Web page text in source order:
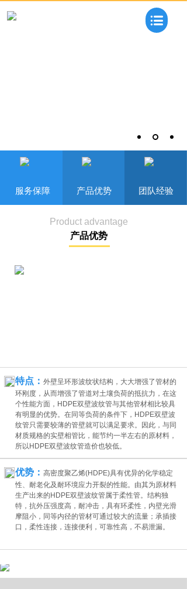
服务保障 产品优势 团队经验
Product advantage
产品优势
特点： 外壁呈环形波纹状结构，大大增强了管材的
环刚度，从而增强了管道对土壤负荷的抵抗力，在这
个性能方面，HDPE双壁波纹管与其他管材相比较具
有明显的优势。在同等负荷的条件下，HDPE双壁波
纹管只需要较薄的管壁就可以满足要求。因此，与同
材质规格的实壁相管比，能节约一半左右的原材料，
所以HDPE双壁波纹管造价也较低。
优势： 高密度聚乙烯(HDPE)具有优异的化学稳定
性、耐老化及耐环境应力开裂的性能。由其为原材料
生产出来的HDPE双壁波纹管属于柔性管。结构独
特，抗外压强度高，耐冲击，具有环柔性，内壁光滑
摩阻小，同等内径的管材可通过较大的流量；承插接
口，柔性连接，连接便利，可靠性高，不易泄漏。